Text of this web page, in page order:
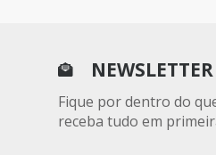
NEWSLETTER
Fique por dentro do
receba tudo em